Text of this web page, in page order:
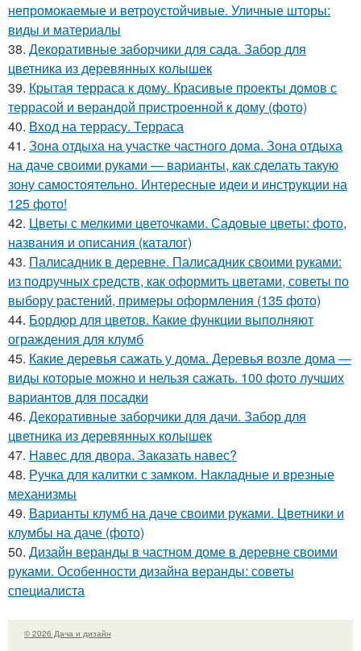
непромокаемые и ветроустойчивые. Уличные шторы:
виды и материалы
38. Декоративные заборчики для сада. Забор для
цветника из деревянных колышек
39. Крытая терраса к дому. Красивые проекты домов с
террасой и верандой пристроенной к дому (фото)
40. Вход на террасу. Терраса
41. Зона отдыха на участке частного дома. Зона отдыха
на даче своими руками — варианты, как сделать такую
зону самостоятельно. Интересные идеи и инструкции на
125 фото!
42. Цветы с мелкими цветочками. Садовые цветы: фото,
названия и описания (каталог)
43. Палисадник в деревне. Палисадник своими руками:
из подручных средств, как оформить цветами, советы по
выбору растений, примеры оформления (135 фото)
44. Бордюр для цветов. Какие функции выполняют
ограждения для клумб
45. Какие деревья сажать у дома. Деревья возле дома —
виды которые можно и нельзя сажать. 100 фото лучших
вариантов для посадки
46. Декоративные заборчики для дачи. Забор для
цветника из деревянных колышек
47. Навес для двора. Заказать навес?
48. Ручка для калитки с замком. Накладные и врезные
механизмы
49. Варианты клумб на даче своими руками. Цветники и
клумбы на даче (фото)
50. Дизайн веранды в частном доме в деревне своими
руками. Особенности дизайна веранды: советы
специалиста
© 2026 Дача и дизайн